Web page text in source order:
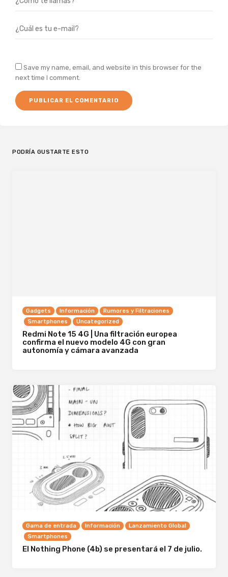
Save my name, email, and website in this browser for the
next time I comment.
PODRÍA GUSTARTE ESTO
Gadgets Información
Rumores y Filtraciones
Smartphones
Uncategorized
Redmi Note 15 4G | Una filtración europea
confirma el nuevo modelo 4G con gran
autonomía y cámara avanzada
Gama de entrada Información
Lanzamiento Global
Smartphones
El Nothing Phone (4b) se presentará el 7 de julio.